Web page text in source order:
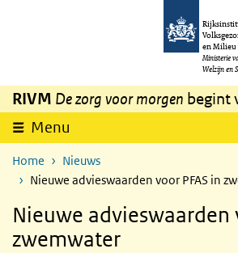
Overslaan en naar de inhoud gaan
en Milieu
Ministerie
Welzijn en
RIVM De zorg voor morgen begint
Menu
Home
Nieuws
Nieuwe advieswaarden voor PFAS in
Nieuwe advieswaarden
zwemwater